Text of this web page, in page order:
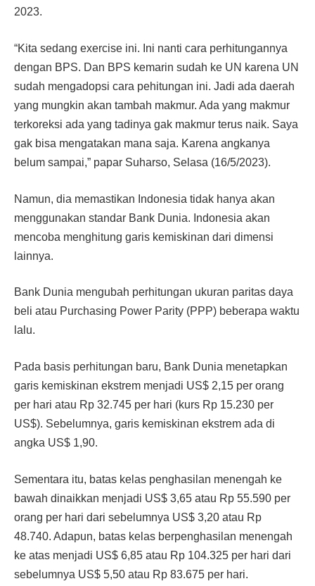
2023.
“Kita sedang exercise ini. Ini nanti cara perhitungannya
dengan BPS. Dan BPS kemarin sudah ke UN karena UN
sudah mengadopsi cara pehitungan ini. Jadi ada daerah
yang mungkin akan tambah makmur. Ada yang makmur
terkoreksi ada yang tadinya gak makmur terus naik. Saya
gak bisa mengatakan mana saja. Karena angkanya
belum sampai,” papar Suharso, Selasa (16/5/2023).
Namun, dia memastikan Indonesia tidak hanya akan
menggunakan standar Bank Dunia. Indonesia akan
mencoba menghitung garis kemiskinan dari dimensi
lainnya.
Bank Dunia mengubah perhitungan ukuran paritas daya
beli atau Purchasing Power Parity (PPP) beberapa waktu
lalu.
Pada basis perhitungan baru, Bank Dunia menetapkan
garis kemiskinan ekstrem menjadi US$ 2,15 per orang
per hari atau Rp 32.745 per hari (kurs Rp 15.230 per
US$). Sebelumnya, garis kemiskinan ekstrem ada di
angka US$ 1,90.
Sementara itu, batas kelas penghasilan menengah ke
bawah dinaikkan menjadi US$ 3,65 atau Rp 55.590 per
orang per hari dari sebelumnya US$ 3,20 atau Rp
48.740. Adapun, batas kelas berpenghasilan menengah
ke atas menjadi US$ 6,85 atau Rp 104.325 per hari dari
sebelumnya US$ 5,50 atau Rp 83.675 per hari.